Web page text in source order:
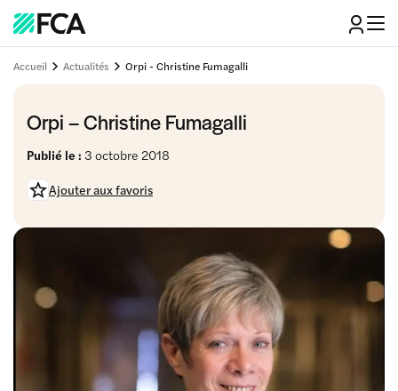
Accueil Actualités Orpi - Christine Fumagalli
Orpi – Christine Fumagalli
Publié le : 3 octobre 2018
Ajouter aux favoris